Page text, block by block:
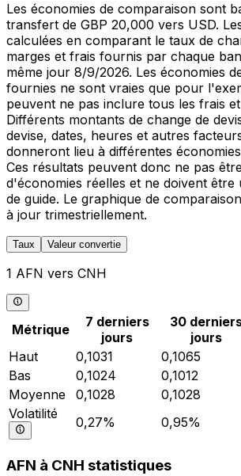
Les économies de comparaison sont
transfert de GBP 20,000 vers USD.
calculées en comparant le taux de
marges et frais fournis par chaque
même jour 8/9/2026. Les économies
fournies ne sont vraies que pour
peuvent ne pas inclure tous les frais
Différents montants de change de
devise, dates, heures et autres
donneront lieu à différentes
Ces résultats peuvent donc ne pas
d'économies réelles et ne doivent être
de guide. Le graphique de
à jour trimestriellement.
Taux Valeur convertie
1 AFN vers CNH
Métrique
7 derniers
jours
30
jours
Haut
0,1031 0,1065
Bas
0,1024 0,1012
Moyenne
0,1028 0,1028
Volatilité
0,27% 0,95%
AFN à CNH statistiques